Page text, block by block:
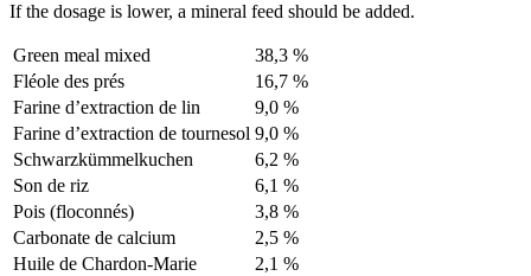
If the dosage is lower, a mineral feed should be added.
Green meal mixed
38,3 %
Fléole des prés
16,7 %
Farine d’extraction de lin
9,0 %
Farine d’extraction de tournesol 9,0 %
Schwarzkümmelkuchen
6,2 %
Son de riz
6,1 %
Pois (floconnés)
3,8 %
Carbonate de calcium
2,5 %
Huile de Chardon-Marie
2,1 %